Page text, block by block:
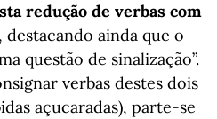
redução de verbas com
, destacando ainda que o
questão de sinalização”.
verbas destes dois
açucaradas), parte-se